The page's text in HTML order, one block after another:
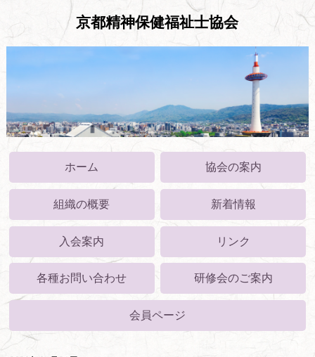
京都精神保健福祉士協会
ホーム 協会の案内
組織の概要 新着情報
入会案内 リンク
各種お問い合わせ 研修会のご案内
会員ページ